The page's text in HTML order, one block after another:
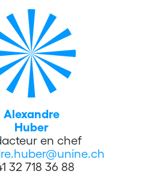
Alexandre
Huber
en chef
32 718 36 88